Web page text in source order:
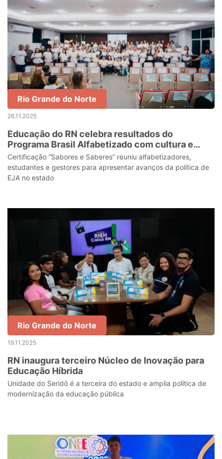
Rio Grande do Norte
26.11.2025
Educação do RN celebra resultados do
Programa Brasil Alfabetizado com cultura e
aprendizagem
Certificação “Sabores e Saberes” reuniu alfabetizadores,
estudantes e gestores para apresentar avanços da política de
EJA no estado
Rio Grande do Norte
19.11.2025
RN inaugura terceiro Núcleo de Inovação para
Educação Híbrida
Unidade do Seridó é a terceira do estado e amplia política de
modernização da educação pública